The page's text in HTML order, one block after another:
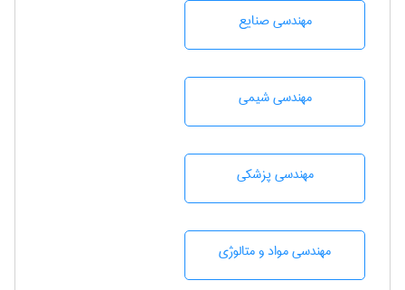
مهندسی صنايع
مهندسي شيمی
مهندسی پزشکی
مهندسی مواد و متالوژی